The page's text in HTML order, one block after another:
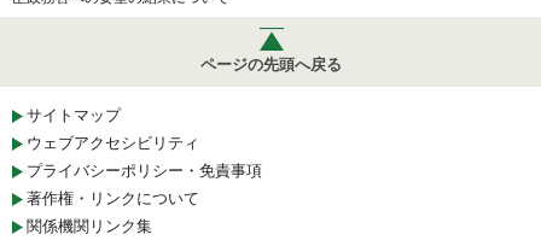
ページの先頭へ戻る
サイトマップ
ウェブアクセシビリティ
プライバシーポリシー・免責事項
著作権・リンクについて
関係機関リンク集